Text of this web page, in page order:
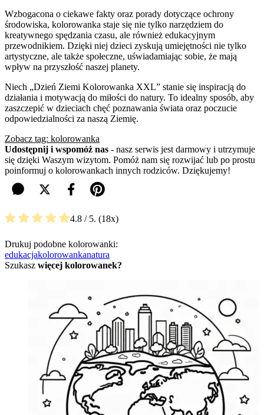
Wzbogacona o ciekawe fakty oraz porady dotyczące ochrony
środowiska, kolorowanka staje się nie tylko narzędziem do
kreatywnego spędzania czasu, ale również edukacyjnym
przewodnikiem. Dzięki niej dzieci zyskują umiejętności nie tylko
artystyczne, ale także społeczne, uświadamiając sobie, że mają
wpływ na przyszłość naszej planety.
Niech „Dzień Ziemi Kolorowanka XXL” stanie się inspiracją do
działania i motywacją do miłości do natury. To idealny sposób, aby
zaszczepić w dzieciach chęć poznawania świata oraz poczucie
odpowiedzialności za naszą Ziemię.
Zobacz tag: kolorowanka
Udostępnij i wspomóż nas - nasz serwis jest darmowy i utrzymuje
się dzięki Waszym wizytom. Pomóż nam się rozwijać lub po prostu
poinformuj o kolorowankach innych rodziców. Dziękujemy!
4.8 / 5. 18
Drukuj podobne kolorowanki:
edukacjakolorowankanatura
Szukasz więcej kolorowanek?